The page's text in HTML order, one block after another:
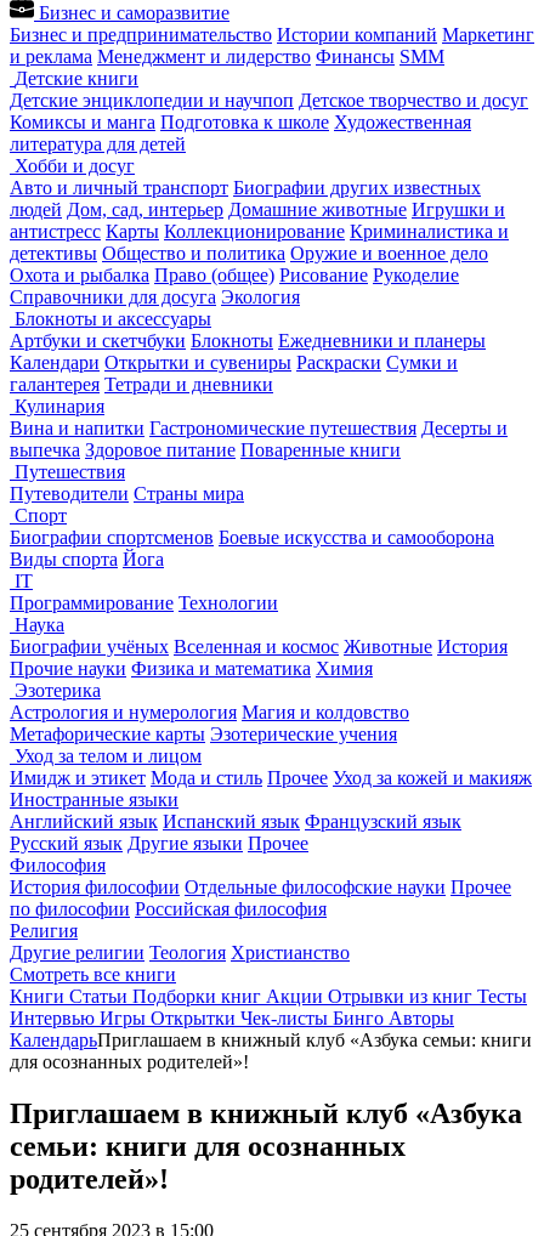
Бизнес и саморазвитие
Бизнес и предпринимательство Истории компаний Маркетинг
и реклама Менеджмент и лидерство Финансы SMM
Детские книги
Детские энциклопедии и научпоп Детское творчество и досуг
Комиксы и манга Подготовка к школе Художественная
литература для детей
Хобби и досуг
Авто и личный транспорт Биографии других известных
людей Дом, сад, интерьер Домашние животные Игрушки и
антистресс Карты Коллекционирование Криминалистика и
детективы Общество и политика Оружие и военное дело
Охота и рыбалка Право (общее) Рисование Рукоделие
Справочники для досуга Экология
Блокноты и аксессуары
Артбуки и скетчбуки Блокноты Ежедневники и планеры
Календари Открытки и сувениры Раскраски Сумки и
галантерея Тетради и дневники
Кулинария
Вина и напитки Гастрономические путешествия Десерты и
выпечка Здоровое питание Поваренные книги
Путешествия
Путеводители Страны мира
Спорт
Биографии спортсменов Боевые искусства и самооборона
Виды спорта Йога
IT
Программирование Технологии
Наука
Биографии учёных Вселенная и космос Животные История
Прочие науки Физика и математика Химия
Эзотерика
Астрология и нумерология Магия и колдовство
Метафорические карты Эзотерические учения
Уход за телом и лицом
Имидж и этикет Мода и стиль Прочее Уход за кожей и макияж
Иностранные языки
Английский язык Испанский язык Французский язык
Русский язык Другие языки Прочее
Философия
История философии Отдельные философские науки Прочее
по философии Российская философия
Религия
Другие религии Теология Христианство
Смотреть все книги
Книги Статьи Подборки книг Акции Отрывки из книг Тесты
Интервью Игры Открытки Чек-листы Бинго Авторы
КалендарьПриглашаем в книжный клуб «Азбука семьи: книги
для осознанных родителей»!
Приглашаем в книжный клуб «Азбука
семьи: книги для осознанных
родителей»!
25 сентября 2023 в 15:00